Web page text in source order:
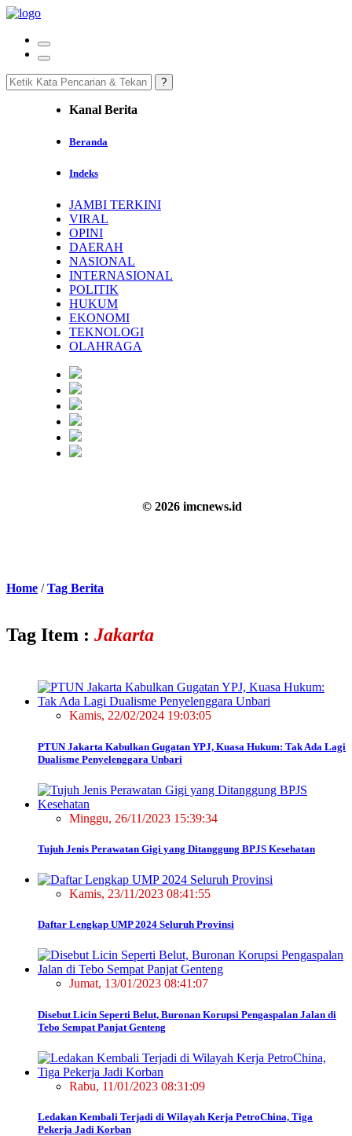
Kanal Berita
Beranda
Indeks
JAMBI TERKINI
VIRAL
OPINI
DAERAH
NASIONAL
INTERNASIONAL
POLITIK
HUKUM
EKONOMI
TEKNOLOGI
OLAHRAGA
© 2026 imcnews.id
Home /Tag Berita
Tag Item : Jakarta
Kamis, 22/02/2024 19:03:05
PTUN Jakarta Kabulkan Gugatan YPJ, Kuasa Hukum: Tak Ada Lagi
Dualisme Penyelenggara Unbari
Minggu, 26/11/2023 15:39:34
Tujuh Jenis Perawatan Gigi yang Ditanggung BPJS Kesehatan
Kamis, 23/11/2023 08:41:55
Daftar Lengkap UMP 2024 Seluruh Provinsi
Jumat, 13/01/2023 08:41:07
Disebut Licin Seperti Belut, Buronan Korupsi Pengaspalan Jalan di
Tebo Sempat Panjat Genteng
Rabu, 11/01/2023 08:31:09
Ledakan Kembali Terjadi di Wilayah Kerja PetroChina, Tiga
Pekerja Jadi Korban